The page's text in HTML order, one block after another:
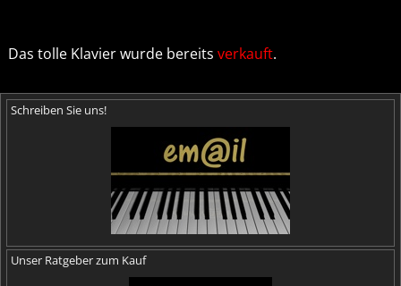
Das tolle Klavier wurde bereits verkauft.
Schreiben Sie uns!
Unser Ratgeber zum Kauf